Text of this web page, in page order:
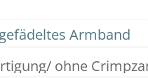
Armband